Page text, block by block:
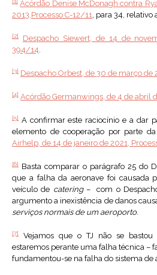
Acórdão Denise McDonagh contra
2013,Processo C-12/11, para 34, relativo
[2]
Despacho Siewert, de 14 de
394/14.
[3] Despacho Orbest, de 30 de março de
[4] Acórdão Germanwings, de 4 de abril
[5] A confirmar este raciocínio e a dar
elemento de cooperação por parte da
Airhelp, de 14 de janeiro de 2021,
[6]
Basta comparar o parágrafo 25 do
que a falha da aeronave foi causada
veículo de catering– com o
argumento a inexistência de danos
serviços normais de um aeroporto.
[7]
Vejamos que o TJ não se
estaremos perante uma falha técnica –
fundamentou-se na falha do sistema de